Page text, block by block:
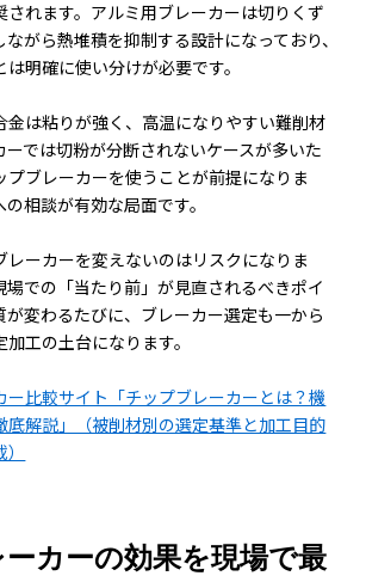
されます。アルミ用ブレーカーは切りくず
がら熱堆積を抑制する設計になっており、
明確に使い分けが必要です。
金は粘りが強く、高温になりやすい難削材
ーでは切粉が分断されないケースが多いた
プブレーカーを使うことが前提になりま
相談が有効な局面です。
レーカーを変えないのはリスクになりま
場での「当たり前」が見直されるべきポイ
が変わるたびに、ブレーカー選定も一から
工の土台になります。
ー比較サイト「チップブレーカーとは？機
底解説」（被削材別の選定基準と加工目的
カーの効果を現場で最